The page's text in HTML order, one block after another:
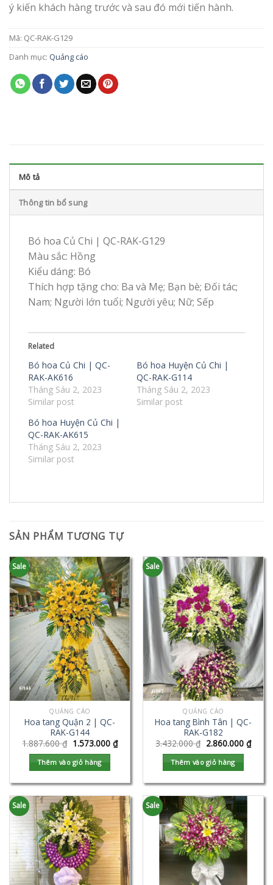
ý kiến khách hàng trước và sau đó mới tiến hành.
Mã: QC-RAK-G129
Danh mục: Quảng cáo
Mô tả
Thông tin bổ sung
Bó hoa Củ Chi | QC-RAK-G129
Màu sắc: Hồng
Kiểu dáng: Bó
Thích hợp tặng cho: Ba và Mẹ; Bạn bè; Đối tác;
Nam; Người lớn tuổi; Người yêu; Nữ; Sếp
Related
Bó hoa Củ Chi | QC-
RAK-AK616
Tháng Sáu 2, 2023
Similar post
Bó hoa Huyện Củ Chi |
QC-RAK-G114
Tháng Sáu 2, 2023
Similar post
Bó hoa Huyện Củ Chi |
QC-RAK-AK615
Tháng Sáu 2, 2023
Similar post
SẢN PHẨM TƯƠNG TỰ
Sale
QUẢNG CÁO
Hoa tang Quận 2 | QC-
RAK-G144
1.887.600₫ 1.573.000 ₫
Thêm vào giỏ hàng
Sale
QUẢNG CÁO
Hoa tang Bình Tân | QC-
RAK-G182
3.432.000₫ 2.860.000 ₫
Thêm vào giỏ hàng
Sale Sale